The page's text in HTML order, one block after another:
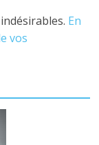
En
vos